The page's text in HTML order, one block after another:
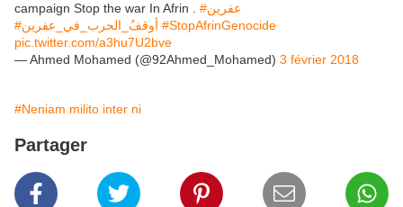
campaign Stop the war In Afrin .
#عفرين
#أوقفُ_الحرب_في_عفرين #StopAfrinGenocide
pic.twitter.com/a3hu7U2bve
— Ahmed Mohamed (@92Ahmed_Mohamed) 3 février 2018
#Neniam milito inter ni
Partager